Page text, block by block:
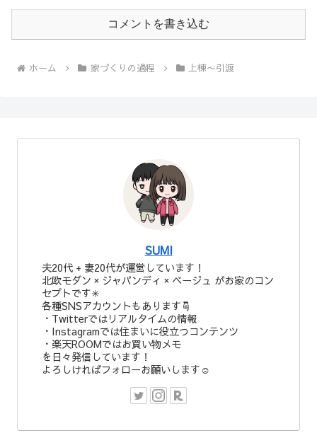
コメントを書き込む
ホーム 家づくりの過程 上棟〜引渡
SUMI
夫20代 + 妻20代が運営しています！
北欧モダン × ジャパンディ × ベージュ がお家のコン
セプトです✳︎
各種SNSアカウントもあります☟︎
・Twitterではリアルタイムの情報
・Instagramでは住まいに役立つコンテンツ
・楽天ROOMではお買い物メモ
を日々発信しています！
よろしければフォローお願いします☺︎